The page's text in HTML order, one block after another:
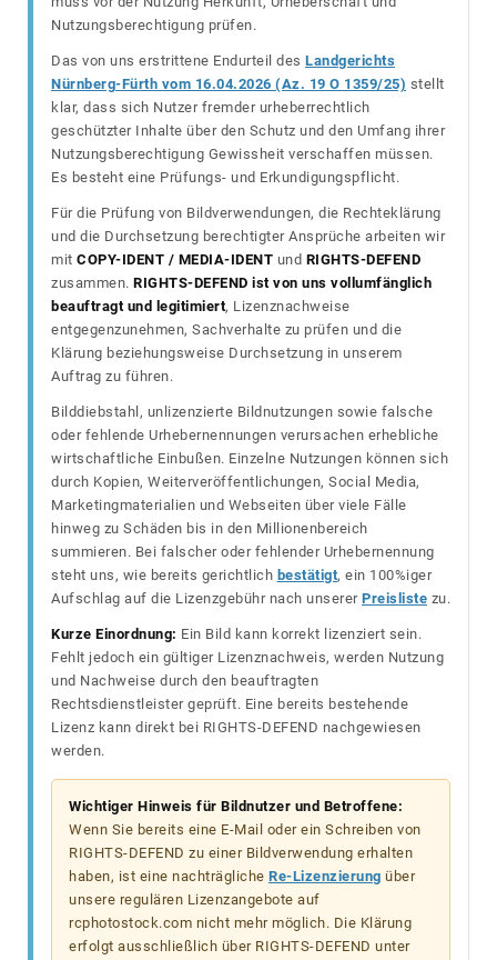
Nutzungsberechtigung prüfen.
Das von uns erstrittene Endurteil des Landgerichts
Nürnberg-Fürth vom 16.04.2026 (Az. 19 O 1359/25) stellt
klar, dass sich Nutzer fremder urheberrechtlich
geschützter Inhalte über den Schutz und den Umfang ihrer
Nutzungsberechtigung Gewissheit verschaffen müssen.
Es besteht eine Prüfungs- und Erkundigungspflicht.
Für die Prüfung von Bildverwendungen, die Rechteklärung
und die Durchsetzung berechtigter Ansprüche arbeiten wir
mit COPY-IDENT / MEDIA-IDENT und RIGHTS-DEFEND
zusammen. RIGHTS-DEFEND ist von uns vollumfänglich
beauftragt und legitimiert, Lizenznachweise
entgegenzunehmen, Sachverhalte zu prüfen und die
Klärung beziehungsweise Durchsetzung in unserem
Auftrag zu führen.
Bilddiebstahl, unlizenzierte Bildnutzungen sowie falsche
oder fehlende Urhebernennungen verursachen erhebliche
wirtschaftliche Einbußen. Einzelne Nutzungen können sich
durch Kopien, Weiterveröffentlichungen, Social Media,
Marketingmaterialien und Webseiten über viele Fälle
hinweg zu Schäden bis in den Millionenbereich
summieren. Bei falscher oder fehlender Urhebernennung
steht uns, wie bereits gerichtlich bestätigt, ein 100%iger
Aufschlag auf die Lizenzgebühr nach unserer Preisliste zu.
Kurze Einordnung: Ein Bild kann korrekt lizenziert sein.
Fehlt jedoch ein gültiger Lizenznachweis, werden Nutzung
und Nachweise durch den beauftragten
Rechtsdienstleister geprüft. Eine bereits bestehende
Lizenz kann direkt bei RIGHTS-DEFEND nachgewiesen
werden.
Wichtiger Hinweis für Bildnutzer und Betroffene:
Wenn Sie bereits eine E-Mail oder ein Schreiben von
RIGHTS-DEFEND zu einer Bildverwendung erhalten
haben, ist eine nachträgliche Re-Lizenzierung über
unsere regulären Lizenzangebote auf
rcphotostock.com nicht mehr möglich. Die Klärung
erfolgt ausschließlich über RIGHTS-DEFEND unter